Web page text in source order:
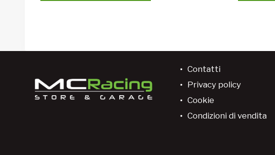
Contatti
Privacy policy
Cookie
Condizioni di vendita